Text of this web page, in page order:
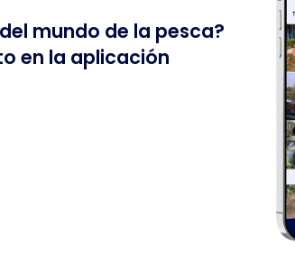
mundo de la pesca?
en la aplicación